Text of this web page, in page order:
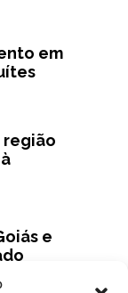
em
região
e